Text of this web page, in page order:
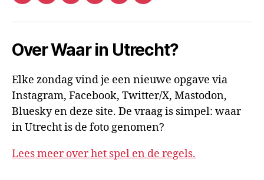
Over Waar in Utrecht?
Elke zondag vind je een nieuwe opgave via
Instagram, Facebook, Twitter/X, Mastodon,
Bluesky en deze site. De vraag is simpel: waar
in Utrecht is de foto genomen?
Lees meer over het spel en de regels.